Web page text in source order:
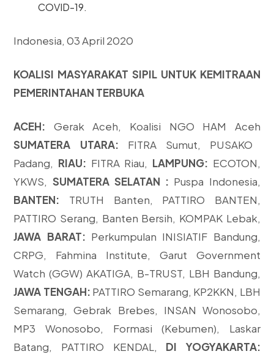
COVID-19.
Indonesia, 03 April 2020
KOALISI MASYARAKAT SIPIL UNTUK KEMITRAAN
PEMERINTAHAN TERBUKA
ACEH: Gerak Aceh, Koalisi NGO HAM Aceh
SUMATERA UTARA: FITRA Sumut, PUSAKO
Padang, RIAU: FITRA Riau, LAMPUNG: ECOTON,
YKWS, SUMATERA SELATAN : Puspa Indonesia,
BANTEN: TRUTH Banten, PATTIRO BANTEN,
PATTIRO Serang, Banten Bersih, KOMPAK Lebak,
JAWA BARAT: Perkumpulan INISIATIF Bandung,
CRPG, Fahmina Institute, Garut Government
Watch (GGW) AKATIGA, B-TRUST, LBH Bandung,
JAWA TENGAH: PATTIRO Semarang, KP2KKN, LBH
Semarang, Gebrak Brebes, INSAN Wonosobo,
MP3 Wonosobo, Formasi (Kebumen), Laskar
Batang, PATTIRO KENDAL, DI YOGYAKARTA: